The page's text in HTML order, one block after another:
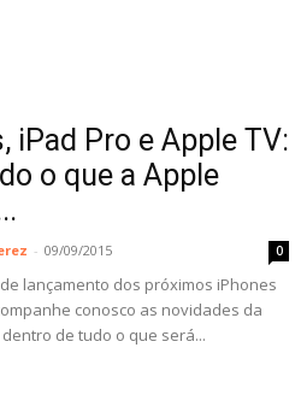
iPad Pro e Apple TV:
o que a Apple
- 09/09/2015 0
lançamento dos próximos iPhones
conosco as novidades da
de tudo o que será...